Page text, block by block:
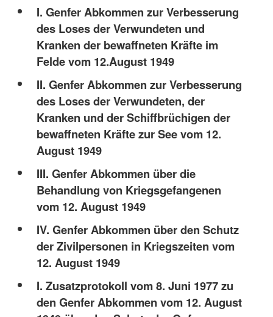
I. Genfer Abkommen zur Verbesserung
des Loses der Verwundeten und
Kranken der bewaffneten Kräfte im
Felde vom 12.August 1949
II. Genfer Abkommen zur Verbesserung
des Loses der Verwundeten, der
Kranken und der Schiffbrüchigen der
bewaffneten Kräfte zur See vom 12.
August 1949
III. Genfer Abkommen über die
Behandlung von Kriegsgefangenen
vom 12. August 1949
IV. Genfer Abkommen über den Schutz
der Zivilpersonen in Kriegszeiten vom
12. August 1949
I. Zusatzprotokoll vom 8. Juni 1977 zu
den Genfer Abkommen vom 12. August